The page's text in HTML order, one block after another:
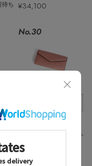
待ち
¥34,100
BONAVENTURA/ボナベンチュラ
No.30
残りわずか